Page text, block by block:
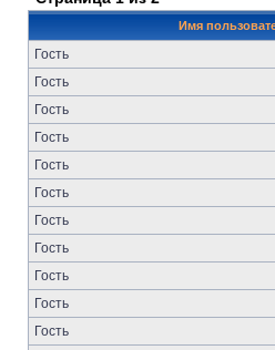
Имя
Гость
Гость
Гость
Гость
Гость
Гость
Гость
Гость
Гость
Гость
Гость